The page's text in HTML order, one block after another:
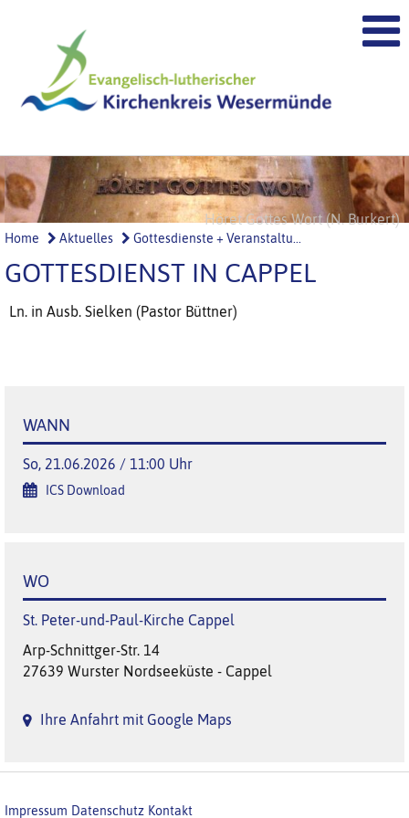
Höret Gottes Wort (N. Burkert)
Ehre Gottes (N. Burkert)
Home Aktuelles Gottesdienste + Veranstaltu...
GOTTESDIENST IN CAPPEL
Ln. in Ausb. Sielken (Pastor Büttner)
WANN
So, 21.06.2026 / 11:00 Uhr
ICS Download
WO
St. Peter-und-Paul-Kirche Cappel
Arp-Schnittger-Str. 14
27639 Wurster Nordseeküste - Cappel
Ihre Anfahrt mit Google Maps
Impressum Datenschutz Kontakt